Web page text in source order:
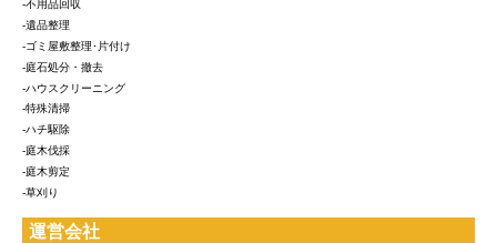
-不用品回収
-遺品整理
-ゴミ屋敷整理･片付け
-庭石処分・撤去
-ハウスクリーニング
-特殊清掃
-ハチ駆除
-庭木伐採
-庭木剪定
-草刈り
運営会社